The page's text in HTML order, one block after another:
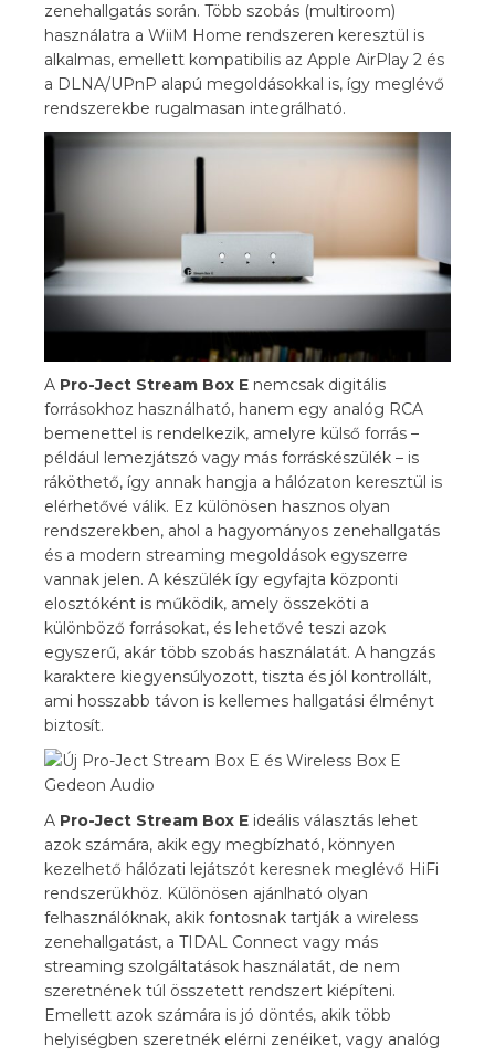
zenehallgatás során. Több szobás (multiroom)
használatra a WiiM Home rendszeren keresztül is
alkalmas, emellett kompatibilis az Apple AirPlay 2 és
a DLNA/UPnP alapú megoldásokkal is, így meglévő
rendszerekbe rugalmasan integrálható.
A Pro-Ject Stream Box E nemcsak digitális
forrásokhoz használható, hanem egy analóg RCA
bemenettel is rendelkezik, amelyre külső forrás –
például lemezjátszó vagy más forráskészülék – is
ráköthető, így annak hangja a hálózaton keresztül is
elérhetővé válik. Ez különösen hasznos olyan
rendszerekben, ahol a hagyományos zenehallgatás
és a modern streaming megoldások egyszerre
vannak jelen. A készülék így egyfajta központi
elosztóként is működik, amely összeköti a
különböző forrásokat, és lehetővé teszi azok
egyszerű, akár több szobás használatát. A hangzás
karaktere kiegyensúlyozott, tiszta és jól kontrollált,
ami hosszabb távon is kellemes hallgatási élményt
biztosít.
A Pro-Ject Stream Box E ideális választás lehet
azok számára, akik egy megbízható, könnyen
kezelhető hálózati lejátszót keresnek meglévő HiFi
rendszerükhöz. Különösen ajánlható olyan
felhasználóknak, akik fontosnak tartják a wireless
zenehallgatást, a TIDAL Connect vagy más
streaming szolgáltatások használatát, de nem
szeretnének túl összetett rendszert kiépíteni.
Emellett azok számára is jó döntés, akik több
helyiségben szeretnék elérni zenéiket, vagy analóg